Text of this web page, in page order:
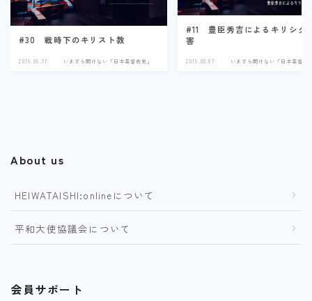
#30 戦時下のキリスト教
2019.09.17 いまさら聞けない「日本基督教史」
#11 豊臣秀吉によるキリシタ
害
2019.05.07 いまさら聞けない「日本基督教
About us
HEIWATAISHI:onlineについて
平和大使協議会について
会員サポート